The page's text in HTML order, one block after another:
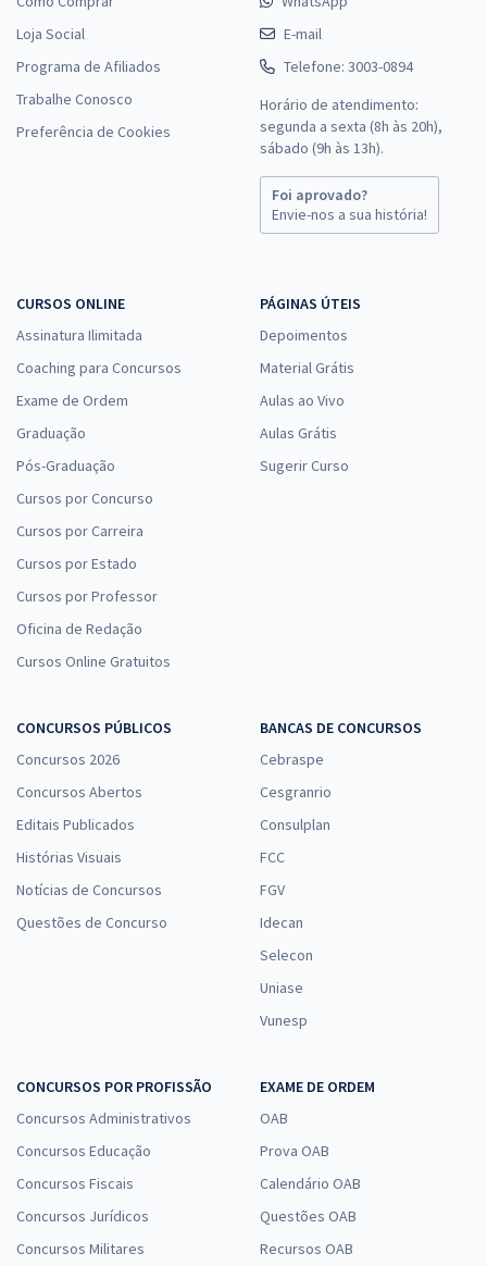
Loja Social
Programa de Afiliados
Trabalhe Conosco
Preferência de Cookies
E-mail
Telefone: 3003-0894
Horário de atendimento:
segunda a sexta (8h às 20h),
sábado (9h às 13h).
Foi aprovado?
Envie-nos a sua história!
CURSOS ONLINE
Assinatura Ilimitada
Coaching para Concursos
Exame de Ordem
Graduação
Pós-Graduação
Cursos por Concurso
Cursos por Carreira
Cursos por Estado
Cursos por Professor
Oficina de Redação
Cursos Online Gratuitos
PÁGINAS ÚTEIS
Depoimentos
Material Grátis
Aulas ao Vivo
Aulas Grátis
Sugerir Curso
CONCURSOS PÚBLICOS
Concursos 2026
Concursos Abertos
Editais Publicados
Histórias Visuais
Notícias de Concursos
Questões de Concurso
BANCAS DE CONCURSOS
Cebraspe
Cesgranrio
Consulplan
FCC
FGV
Idecan
Selecon
Uniase
Vunesp
CONCURSOS POR PROFISSÃO
Concursos Administrativos
Concursos Educação
Concursos Fiscais
Concursos Jurídicos
Concursos Militares
EXAME DE ORDEM
OAB
Prova OAB
Calendário OAB
Questões OAB
Recursos OAB